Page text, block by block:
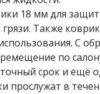
18 мм для
Также
С
по
срок и
в